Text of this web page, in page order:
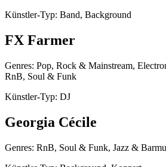
Künstler-Typ: Band, Background
FX Farmer
Genres: Pop, Rock & Mainstream,
RnB, Soul & Funk
Künstler-Typ: DJ
Georgia Cécile
Genres: RnB, Soul & Funk, Jazz &